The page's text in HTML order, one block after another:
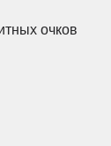
очков